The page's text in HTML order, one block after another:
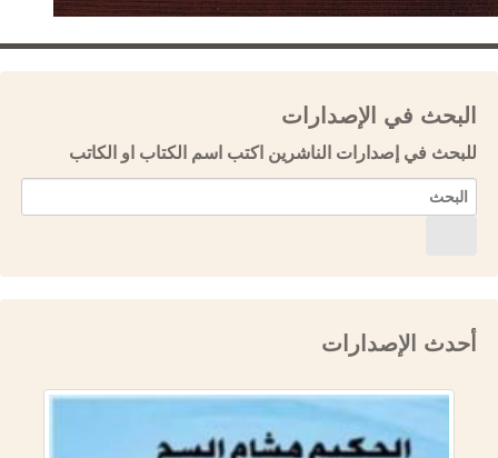
البحث في الإصدارات
للبحث في إصدارات الناشرين اكتب اسم الكتاب او الكاتب
أحدث الإصدارات